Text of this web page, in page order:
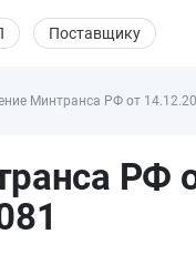
Поставщику
Минтранса РФ от
РФ